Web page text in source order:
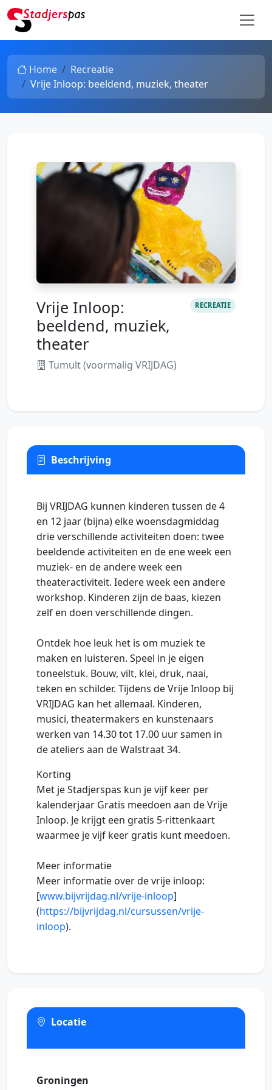
Home
Recreatie
Vrije Inloop: beeldend, muziek, theater
Vrije Inloop:
beeldend, muziek,
theater
Tumult (voormalig VRIJDAG)
RECREATIE
Beschrijving
Bij VRIJDAG kunnen kinderen tussen de 4
en 12 jaar (bijna) elke woensdagmiddag
drie verschillende activiteiten doen: twee
beeldende activiteiten en de ene week een
muziek- en de andere week een
theateractiviteit. Iedere week een andere
workshop. Kinderen zijn de baas, kiezen
zelf en doen verschillende dingen.
Ontdek hoe leuk het is om muziek te
maken en luisteren. Speel in je eigen
toneelstuk. Bouw, vilt, klei, druk, naai,
teken en schilder. Tijdens de Vrije Inloop bij
VRIJDAG kan het allemaal. Kinderen,
musici, theatermakers en kunstenaars
werken van 14.30 tot 17.00 uur samen in
de ateliers aan de Walstraat 34.
Korting
Met je Stadjerspas kun je vijf keer per
kalenderjaar Gratis meedoen aan de Vrije
Inloop. Je krijgt een gratis 5-rittenkaart
waarmee je vijf keer gratis kunt meedoen.
Meer informatie
Meer informatie over de vrije inloop:
[www.bijvrijdag.nl/vrije-inloop]
(https://bijvrijdag.nl/cursussen/vrije-
inloop).
Locatie
Groningen